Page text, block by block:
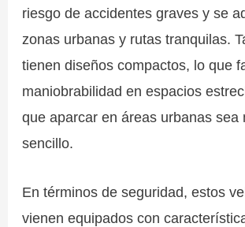
riesgo de accidentes graves y se
zonas urbanas y rutas tranquilas.
tienen diseños compactos, lo que
maniobrabilidad en espacios
que aparcar en áreas urbanas sea
sencillo.
En términos de seguridad, estos
vienen equipados con